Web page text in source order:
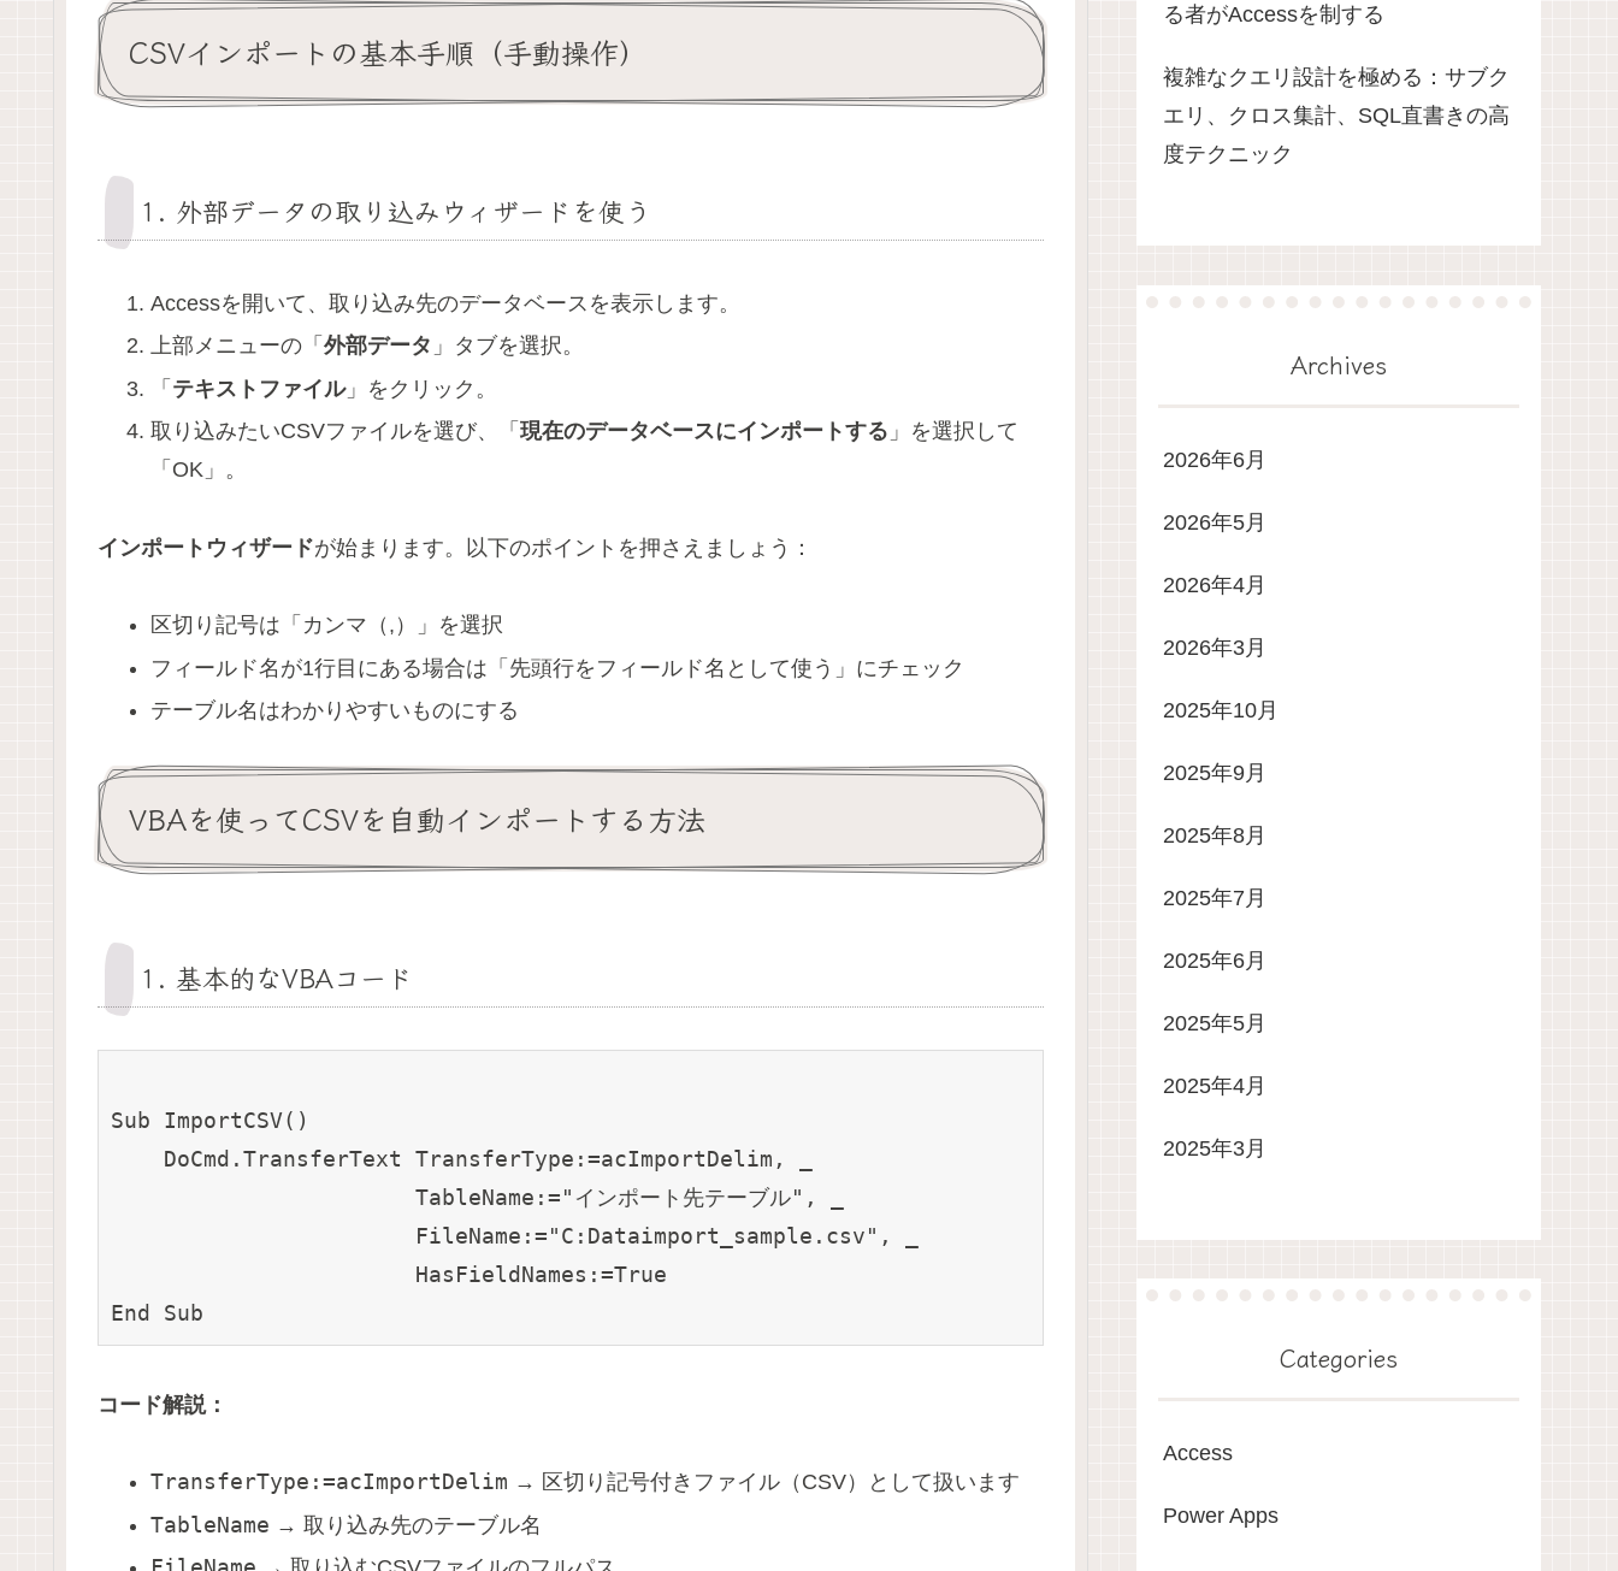
CSVインポートの基本手順（手動操作）
1. 外部データの取り込みウィザードを使う
Accessを開いて、取り込み先のデータベースを表示します。
上部メニューの「 外部データ 」タブを選択。
「 テキストファイル」をクリック。
取り込みたいCSVファイルを選び、「 現在のデータベースにインポートする 」を選択して
「OK」。
インポートウィザードが始まります。以下のポイントを押さえましょう：
区切り記号は「カンマ（,）」を選択
フィールド名が1行目にある場合は「先頭行をフィールド名として使う」にチェック
テーブル名はわかりやすいものにする
VBAを使ってCSVを自動インポートする方法
1. 基本的なVBAコード
Sub ImportCSV()
    DoCmd.TransferText TransferType:=acImportDelim, _
                       TableName:="インポート先テーブル", _
                       FileName:="C:Dataimport_sample.csv", _
                       HasFieldNames:=True
コード解説：
TransferType:=acImportDelim → 区切り記号付きファイル（CSV）として扱います
TableName → 取り込み先のテーブル名
る者がAccessを制する
複雑なクエリ設計を極める：サブク
エリ、クロス集計、SQL直書きの高
度テクニック
Archives
2026年6月
2026年5月
2026年4月
2026年3月
2025年10月
2025年9月
2025年8月
2025年7月
2025年6月
2025年5月
2025年4月
2025年3月
Categories
Access
Power Apps